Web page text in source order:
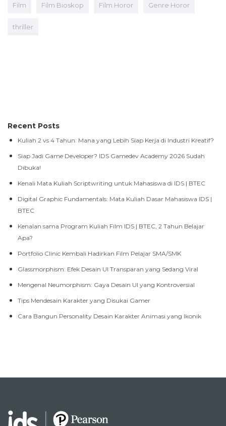
Film Film Bioskop Film Horor Genre Horor
thriller
Kuliah 2 vs 4 Tahun: Mana yang Lebih Siap Kerja di Industri Kreatif?
Siap Jadi Game Developer? IDS Gamedev Academy 2026 Sudah
Kenali Mata Kuliah Scriptwriting untuk Mahasiswa di IDS | BTEC
Digital Graphic Fundamentals: Mata Kuliah Dasar Mahasiswa IDS |
Kenalan sama Program Kuliah Film IDS | BTEC, 2 Tahun Belajar
Portfolio Clinic Kembali Hadirkan Film Pelajar SMA/SMK
Glassmorphism: Efek Desain UI Transparan yang Sedang Viral
Mengenal Neumorphism: Gaya Desain UI yang Kontroversial
Tips Mendesain Karakter yang Disukai Gamer
Cara Bangun Personality Desain Karakter Animasi yang Ikonik